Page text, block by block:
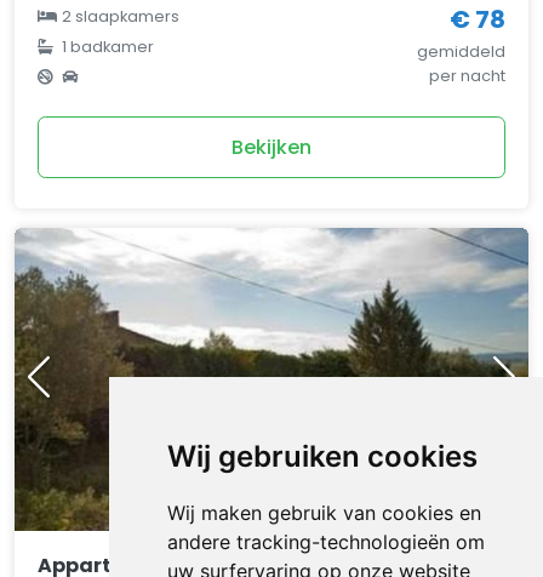
Wij gebruiken cookies
Wij maken gebruik van cookies en
andere tracking-technologieën om
uw surfervaring op onze website
2slaapkamers
1 badkamer
€ 78
gemiddeld
per nacht
Bekijken
Appartement Die kleine Zikade